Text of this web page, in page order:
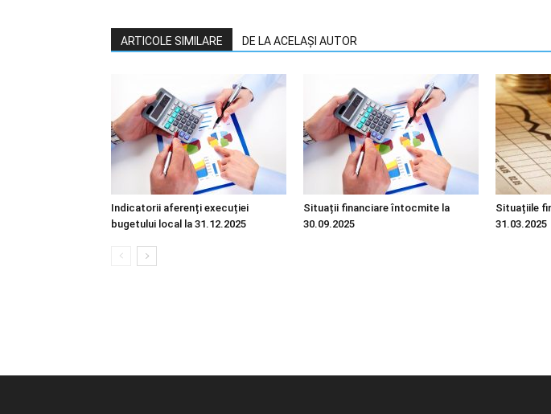
ARTICOLE SIMILARE DE LA ACELAȘI AUTOR
Indicatorii aferenți execuției
bugetului local la 31.12.2025
Situații financiare întocmite la
30.09.2025
Situațiile
31.03.2025